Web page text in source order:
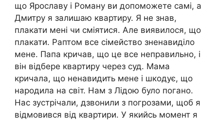
що Ярославу і Роману ви допоможете самі, а
Дмитру я залишаю квартиру. Я не знав,
плакати мені чи сміятися. Але виявилося, що
плакати. Раптом все сімейство зненавиділо
мене. Папа кричав, що це все неправильно, і
він відбере квартиру через суд. Мама
кричала, що ненавидить мене і шкодує, що
народила на світ. Нам з Лідою було погано.
Нас зустрічали, дзвонили з погрозами, щоб я
відмовився від квартири. У якийсь момент я